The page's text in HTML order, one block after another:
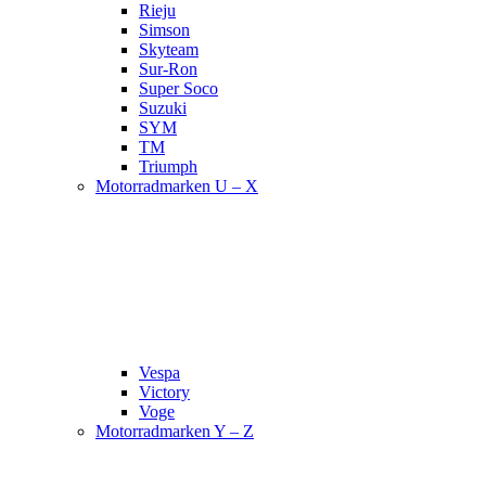
Rieju
Simson
Skyteam
Sur-Ron
Super Soco
Suzuki
SYM
TM
Triumph
Motorradmarken U – X
Vespa
Victory
Voge
Motorradmarken Y – Z